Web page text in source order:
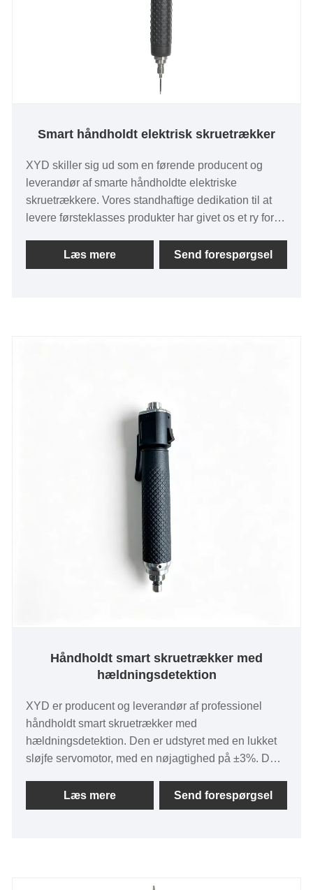
Smart håndholdt elektrisk skruetrækker
XYD skiller sig ud som en førende producent og
leverandør af smarte håndholdte elektriske
skruetrækkere. Vores standhaftige dedikation til at
levere førsteklasses produkter har givet os et ry for
Populariteten af ​​vores smarte elektriske
skruetrækker strækker sig ud over Kina, hvilket gør
Læs mere Send forespørgsel
Håndholdt smart skruetrækker med
hældningsdetektion
XYD er producent og leverandør af professionel
håndholdt smart skruetrækker med
hældningsdetektion. Den er udstyret med en lukket
sløjfe servomotor, med en nøjagtighed på ±3%. Den
hældningsvinklen, momentet og
rotationshastigheden i realtid. Det understøtter
Læs mere Send forespørgsel